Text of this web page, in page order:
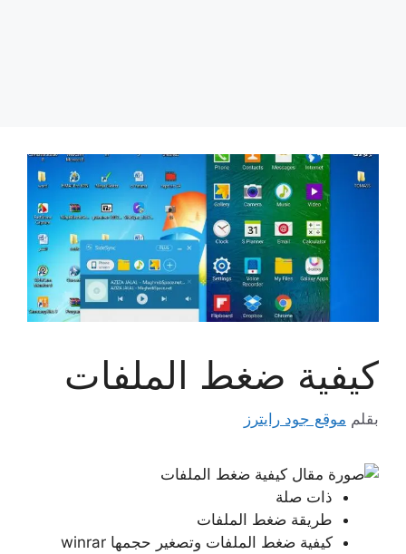
كيفية ضغط الملفات
بقلم موقع جود رايترز
ذات صلة
طريقة ضغط الملفات
كيفية ضغط الملفات وتصغير حجمها winrar